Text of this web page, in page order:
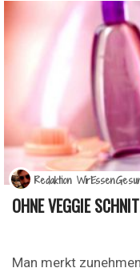
OHNE VEGGIE
Man merkt
Redaktion